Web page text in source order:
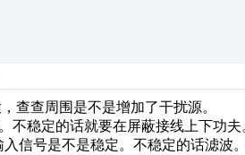
查查周围是不是增加了干扰源。
不稳定的话就要在屏蔽接线上下功夫
信号是不是稳定。不稳定的话滤波。